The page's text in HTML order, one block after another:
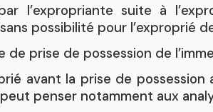
l’expropriante suite à
possibilité pour l’exproprié
prise de possession de
avant la prise de possession
penser notamment aux